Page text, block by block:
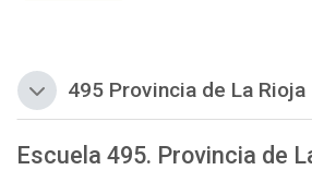
Bloques
Perfilado de sección
Colapsar495 Provincia de La Rioja
Escuela 495. Provincia de